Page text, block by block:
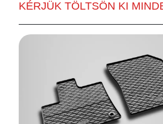
KÉRJÜK TÖLTSÖN KI